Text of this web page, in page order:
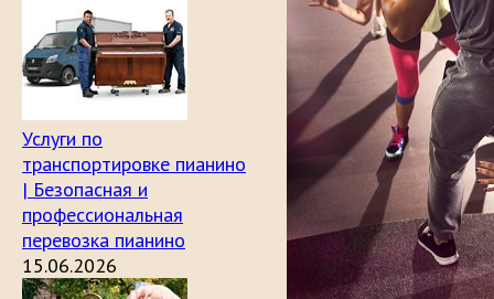
Услуги по
транспортировке пианино
| Безопасная и
профессиональная
перевозка пианино
15.06.2026